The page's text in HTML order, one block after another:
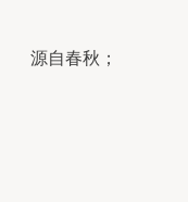
源自春秋；